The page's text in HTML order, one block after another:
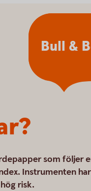
som följer
Instrumenten
risk.
Bull &